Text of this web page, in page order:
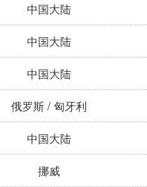
中国大陆
中国大陆
中国大陆
俄罗斯 / 匈牙利
中国大陆
挪威